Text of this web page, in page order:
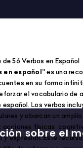
de 56 Verbos en Español
en español”es una
en su forma
el vocabulario de
español. Los verbos
y abarcan un
acciones físicas,
y expresión. Este
sobre el